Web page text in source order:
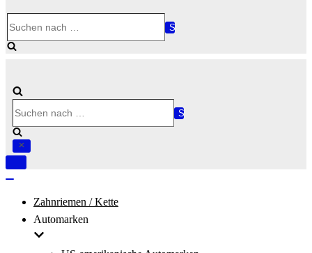
nach …
nach …
Navigation
Zahnriemen / Kette
Automarken